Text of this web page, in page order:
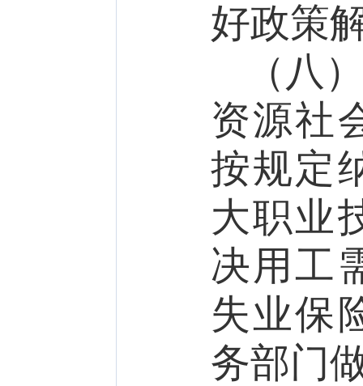
好政策
（八
资源社
按规定
大职业
决用工
失业保
务部门